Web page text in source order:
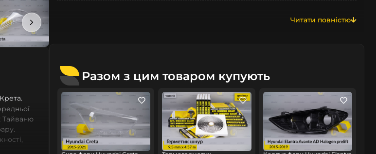
Тайваню
Рік випуску
Стан
Тип запчастини
Тип техніки Легковий автомобіль
Бренд Lemarix
Читати повністю
Разом з цим товаром купують